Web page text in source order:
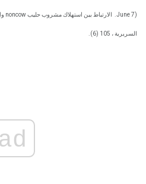
June 7). الارتباط بين استهلاك مشروب حليب noncow وارتفاع الطفولة.
السريرية ، 105 (6).
ad